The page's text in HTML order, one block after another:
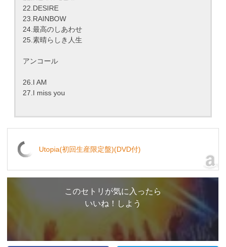
22.DESIRE
23.RAINBOW
24.最高のしあわせ
25.素晴らしき人生
アンコール
26.I AM
27.I miss you
Utopia(初回生産限定盤)(DVD付)
このセトリが気に入ったら
いいね！しよう